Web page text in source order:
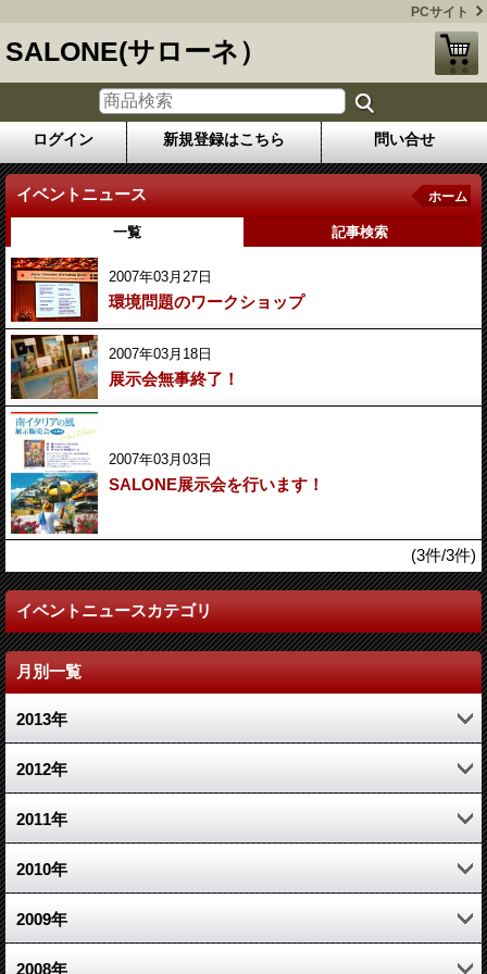
PCサイト
SALONE(サローネ）
ログイン 新規登録はこちら 問い合せ
イベントニュース ホーム
一覧 記事検索
2007年03月27日
環境問題のワークショップ
2007年03月18日
展示会無事終了！
2007年03月03日
SALONE展示会を行います！
(3件/3件)
イベントニュースカテゴリ
月別一覧
2013年
10月 (1)
6月 (1)
5月 (1)
1月 (1)
2012年
2月 (1)
2011年
12月 (1)
10月 (1)
5月 (1)
2010年
10月 (1)
8月 (2)
2009年
12月 (1)
2008年